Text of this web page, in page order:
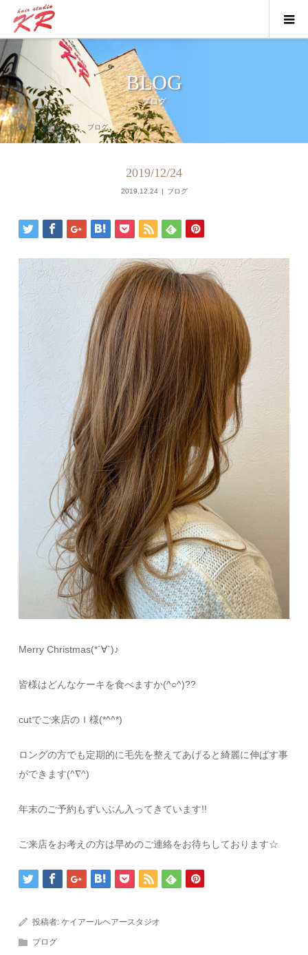
BLOG
ブログ
ブログ ブログ
2019/12/24
2019.12.24 ブログ
Merry Christmas(*´∀`)♪
皆様はどんなケーキを食べますか(^○^)??
cutでご来店のＩ様(*^^*)
ロングの方でも定期的に毛先を整えてあげると綺麗に伸ばす事
ができます(^∇^)
年末のご予約もずいぶん入ってきています!!
ご来店をお考えの方は早めのご連絡をお待ちしております☆
投稿者:ケイアールヘアースタジオ
ブログ